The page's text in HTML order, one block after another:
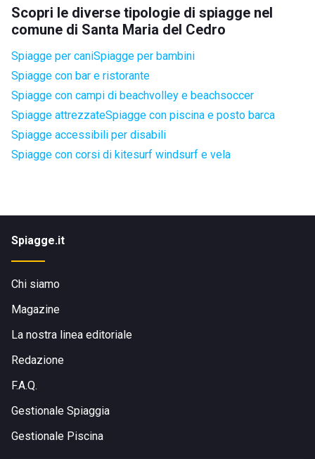
Scopri le diverse tipologie di spiagge nel
comune di Santa Maria del Cedro
Spiagge per caniSpiagge per bambini
Spiagge con bar e ristorante
Spiagge con campi di beachvolley e beachsoccer
Spiagge attrezzateSpiagge con piscina e posto barca
Spiagge accessibili per disabili
Spiagge con corsi di kitesurf windsurf e vela
Spiagge.it
Chi siamo
Magazine
La nostra linea editoriale
Redazione
F.A.Q.
Gestionale Spiaggia
Gestionale Piscina